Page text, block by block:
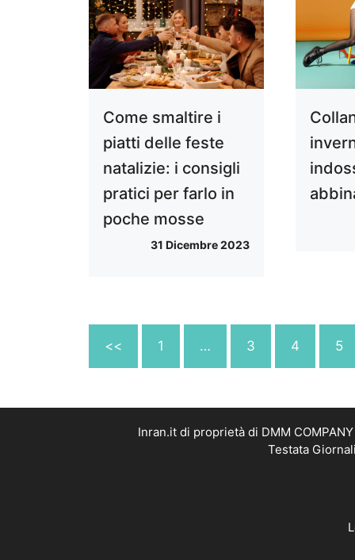
Come smaltire i
piatti delle feste
natalizie: i consigli
pratici per farlo in
poche mosse
31 Dicembre 2023
<< 1 … 3 4 5
Inran.it di proprietà di DMM
Testata